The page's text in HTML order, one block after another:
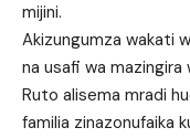
mijini.
Akizungumza wakati
na usafi wa mazingira
Ruto alisema mradi
familia zinazonufaika